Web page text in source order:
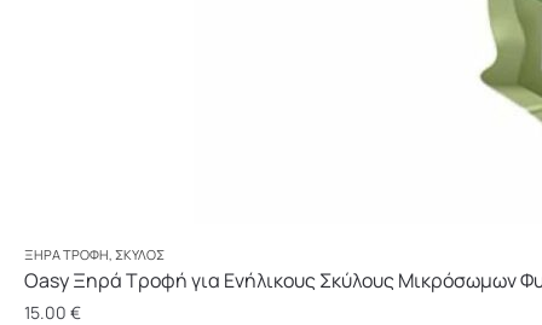
ΞΗΡΆ ΤΡΟΦΉ ΣΚΎΛΟΣ
Oasy Ξηρά Τροφή για Ενήλικους Σκύλους Μικρόσωμων
15.00 €